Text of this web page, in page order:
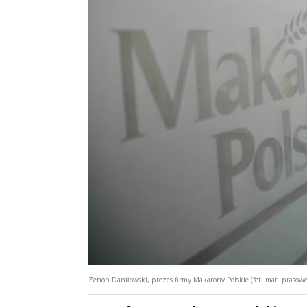
Zenon Daniłowski, prezes firmy Makarony Polskie (fot. mat.